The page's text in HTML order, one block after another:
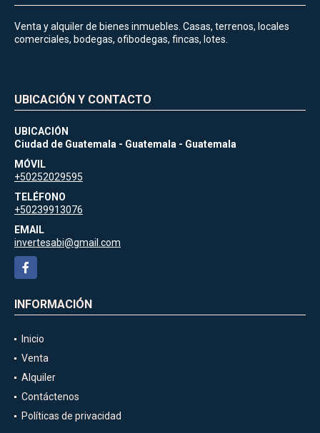
Venta y alquiler de bienes inmuebles. Casas, terrenos, locales
comerciales, bodegas, ofibodegas, fincas, lotes.
UBICACIÓN Y CONTACTO
UBICACIÓN
Ciudad de Guatemala - Guatemala - Guatemala
MÓVIL
+50252029595
TELÉFONO
+50239913076
EMAIL
invertesabi@gmail.com
Facebook
INFORMACIÓN
Inicio
Venta
Alquiler
Contáctenos
Políticas de privacidad